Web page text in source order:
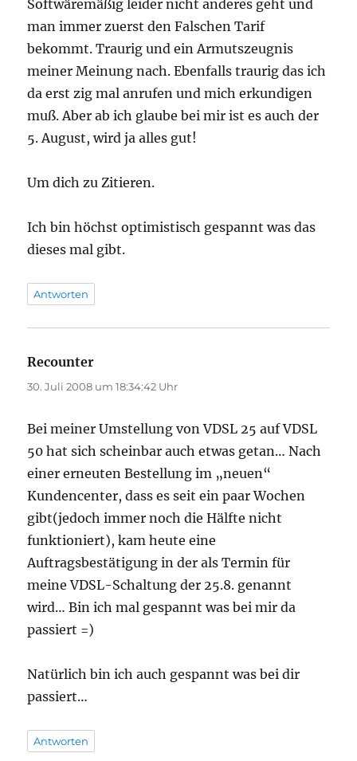
Softwäremäßig leider nicht anderes geht und
man immer zuerst den Falschen Tarif
bekommt. Traurig und ein Armutszeugnis
meiner Meinung nach. Ebenfalls traurig das ich
da erst zig mal anrufen und mich erkundigen
muß. Aber ab ich glaube bei mir ist es auch der
5. August, wird ja alles gut!
Um dich zu Zitieren.
Ich bin höchst optimistisch gespannt was das
dieses mal gibt.
Antworten
Recounter
30. Juli 2008 um 18:34:42 Uhr
Bei meiner Umstellung von VDSL 25 auf VDSL
50 hat sich scheinbar auch etwas getan… Nach
einer erneuten Bestellung im „neuen“
Kundencenter, dass es seit ein paar Wochen
gibt(jedoch immer noch die Hälfte nicht
funktioniert), kam heute eine
Auftragsbestätigung in der als Termin für
meine VDSL-Schaltung der 25.8. genannt
wird… Bin ich mal gespannt was bei mir da
passiert =)
Natürlich bin ich auch gespannt was bei dir
passiert…
Antworten